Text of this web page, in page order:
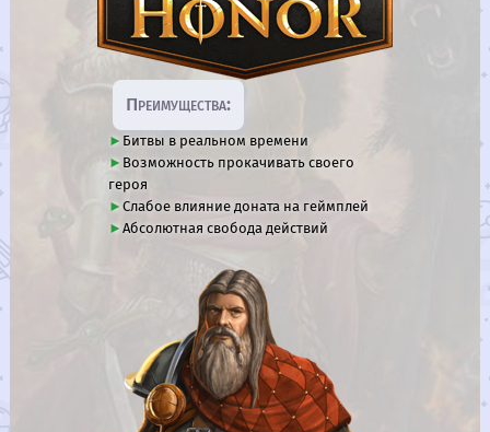
Преимущества:
Битвы в реальном времени
Возможность прокачивать своего
героя
Слабое влияние доната на геймплей
Абсолютная свобода действий